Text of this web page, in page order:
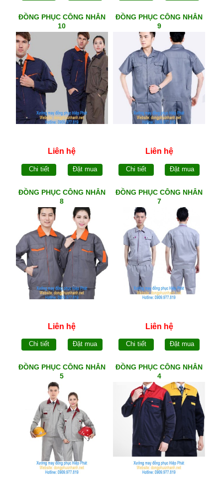
ĐỒNG PHỤC CÔNG NHÂN
10
Liên hệ
Chi tiết Đặt mua
ĐỒNG PHỤC CÔNG NHÂN
9
Liên hệ
Chi tiết Đặt mua
ĐỒNG PHỤC CÔNG NHÂN
8
Liên hệ
Chi tiết Đặt mua
ĐỒNG PHỤC CÔNG NHÂN
7
Liên hệ
Chi tiết Đặt mua
ĐỒNG PHỤC CÔNG NHÂN
5
ĐỒNG PHỤC CÔNG NHÂN
4